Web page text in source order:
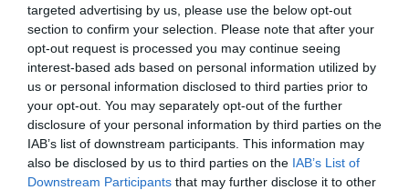
targeted advertising by us, please use the below opt-out
section to confirm your selection. Please note that after your
opt-out request is processed you may continue seeing
interest-based ads based on personal information utilized by
us or personal information disclosed to third parties prior to
your opt-out. You may separately opt-out of the further
disclosure of your personal information by third parties on the
IAB’s list of downstream participants. This information may
also be disclosed by us to third parties on the IAB’s List of
Downstream Participants that may further disclose it to other
Los vientos fuertes estropean sus hojas y flores, por lo
que es recomendable colocar en un lugar protegido de
los vientos fuertes cerca de un muro soleado. Necesitan
riegos regulares durante la primavera y el verano, época
de máximo desarrollo y floración. Las plantas adultas
bien enraizadas sobre el terreno resisten periodos de
sequía.